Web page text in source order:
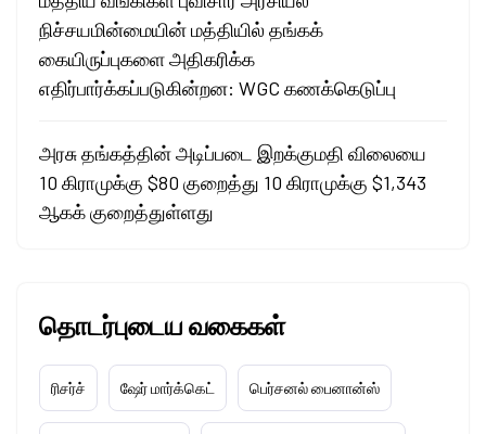
நிச்சயமின்மையின் மத்தியில் தங்கக்
கையிருப்புகளை அதிகரிக்க
எதிர்பார்க்கப்படுகின்றன: WGC கணக்கெடுப்பு
அரசு தங்கத்தின் அடிப்படை இறக்குமதி விலையை
10 கிராமுக்கு $80 குறைத்து 10 கிராமுக்கு $1,343
ஆகக் குறைத்துள்ளது
தொடர்புடைய வகைகள்
ரிசர்ச் ஷேர் மார்க்கெட் பெர்சனல் பைனான்ஸ்